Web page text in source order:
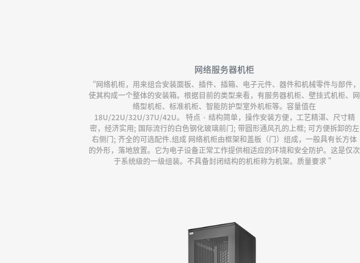
网络服务器机柜
“网络机柜，用来组合安装面板、插件、插箱、电子元件、器件和机械零件与部件，
使其构成一个整体的安装箱。根据目前的类型来看，有服务器机柜、壁挂式机柜、网
络型机柜、标准机柜、智能防护型室外机柜等。容量值在
18U/22U/32U/37U/42U。 特点 · 结构简单，操作安装方便，工艺精湛、尺寸精
密，经济实用; 国际流行的白色钢化玻璃前门; 带圆形通风孔的上框; 可方便拆卸的左
右侧门; 齐全的可选配件.组成 网络机柜由框架和盖板（门）组成，一般具有长方体
的外形，落地放置。它为电子设备正常工作提供相适应的环境和安全防护。这是仅次
于系统级的一级组装。不具备封闭结构的机柜称为机架。质量要求 ”